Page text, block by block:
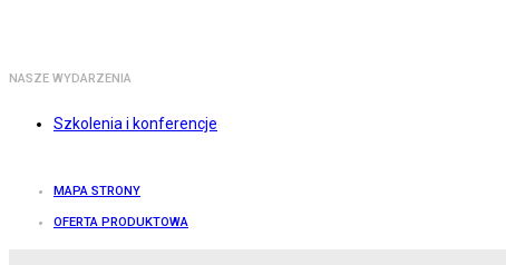
NASZE WYDARZENIA
Szkolenia i konferencje
MAPA STRONY
OFERTA PRODUKTOWA